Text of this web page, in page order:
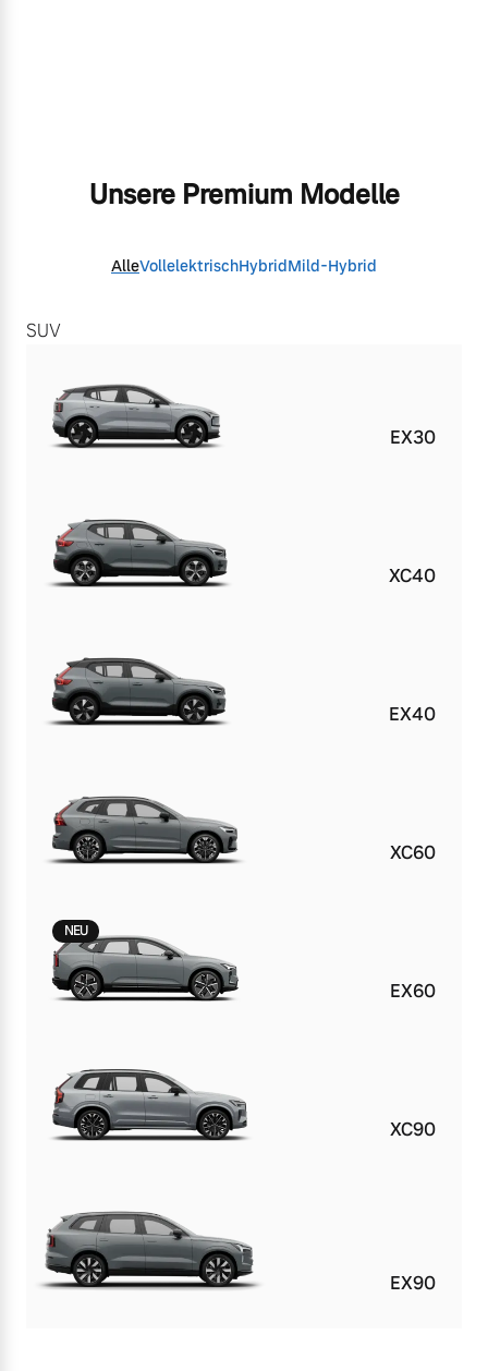
Unsere Premium Modelle
AlleVollelektrischHybridMild-Hybrid
SUV
EX30
XC40
EX40
XC60
NEU
EX60
XC90
EX90